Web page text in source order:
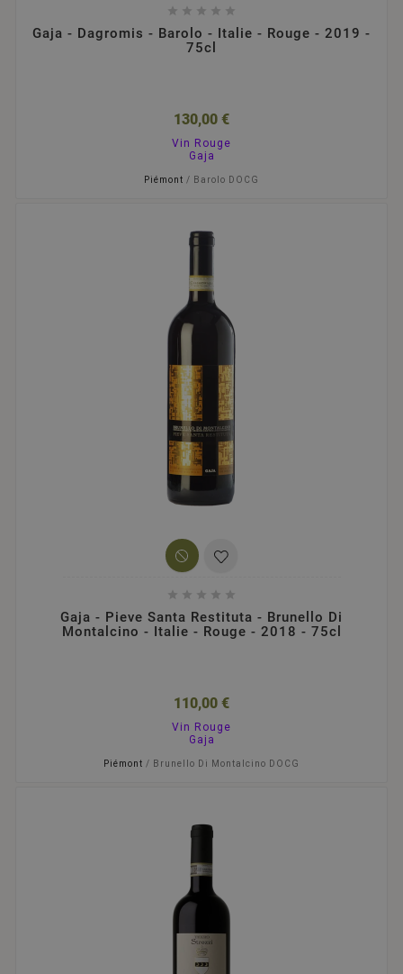
    
Gaja - Dagromis - Barolo - Italie - Rouge - 2019 -
75cl
130,00 €
Vin Rouge
Gaja
Piémont / Barolo DOCG
    
Gaja - Pieve Santa Restituta - Brunello Di
Montalcino - Italie - Rouge - 2018 - 75cl
110,00 €
Vin Rouge
Gaja
Piémont / Brunello Di Montalcino DOCG